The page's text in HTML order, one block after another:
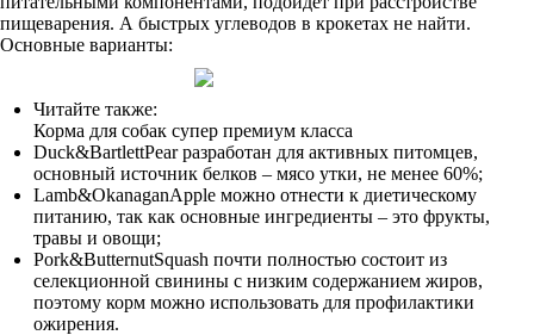
пищеварения. А быстрых углеводов в крокетах не найти.
Основные варианты:
Читайте также:
Корма для собак супер премиум класса
Duck&BartlettPear разработан для активных питомцев,
основный источник белков – мясо утки, не менее 60%;
Lamb&OkanaganApple можно отнести к диетическому
питанию, так как основные ингредиенты – это фрукты,
травы и овощи;
Pork&ButternutSquash почти полностью состоит из
селекционной свинины с низким содержанием жиров,
поэтому корм можно использовать для профилактики
ожирения.